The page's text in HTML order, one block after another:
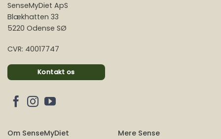
SenseMyDiet ApS
Blækhatten 33
5220 Odense SØ
CVR: 40017747
Kontakt os
Om SenseMyDiet Mere Sense